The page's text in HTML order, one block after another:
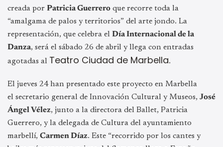
creada por Patricia Guerrero que recorre toda la
“amalgama de palos y territorios” del arte jondo. La
representación, que celebra el Día Internacional de la
Danza, será el sábado 26 de abril y llega con entradas
agotadas al Teatro Ciudad de Marbella.
El jueves 24 han presentado este proyecto en Marbella
el secretario general de Innovación Cultural y Museos, José
Ángel Vélez, junto a la directora del Ballet, Patricia
Guerrero, y la delegada de Cultura del ayuntamiento
marbellí, Carmen Díaz. Este “recorrido por los cantes y